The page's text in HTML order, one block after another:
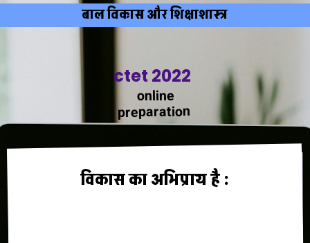
ctet 2022
online
preparation
विकास का अभिप्राय है :
बाल विकास और शिक्षाशास्त्र